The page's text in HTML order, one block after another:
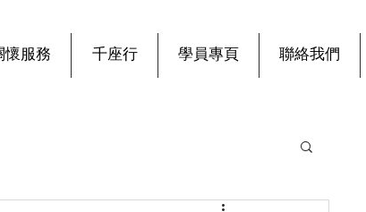
懷服務 千座行 學員專頁 聯絡我們